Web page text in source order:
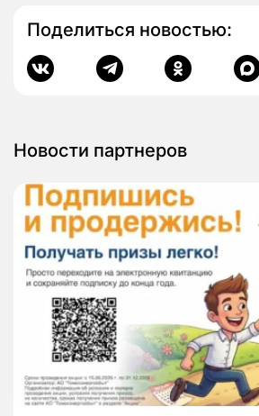
Поделиться новостью:
Новости партнеров